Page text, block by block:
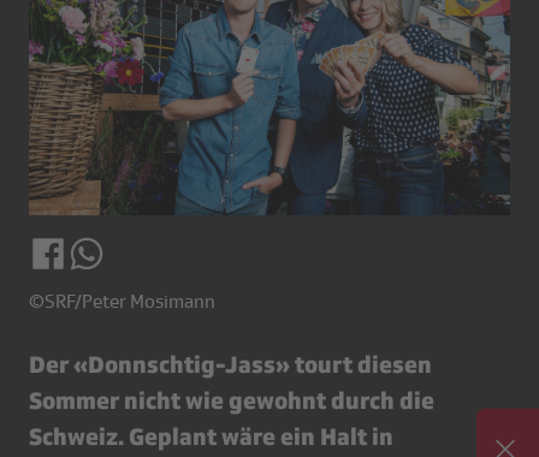
©SRF/Peter Mosimann
Der «Donnschtig-Jass» tourt diesen
Sommer nicht wie gewohnt durch die
Schweiz. Geplant wäre ein Halt in